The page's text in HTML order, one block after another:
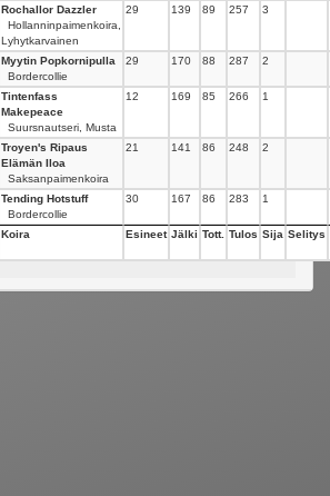
Rochallor Dazzler
Hollanninpaimenkoira,
Lyhytkarvainen
29 139 89 257 3
Myytin Popkornipulla
Bordercollie
29 170 88 287 2
Tintenfass
Makepeace
Suursnautseri, Musta
12 169 85 266 1
Troyen's Ripaus
Elämän Iloa
Saksanpaimenkoira
21 141 86 248 2
Tending Hotstuff
Bordercollie
30 167 86 283 1
Koira Esineet Jälki Tott. Tulos Sija Selitys